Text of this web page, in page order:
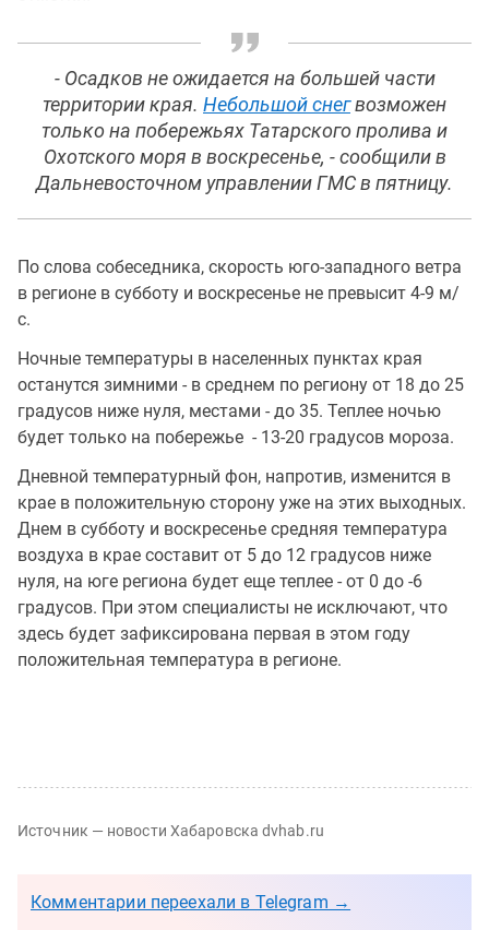
- Осадков не ожидается на большей части
территории края. Небольшой снегвозможен
только на побережьях Татарского пролива и
Охотского моря в воскресенье, - сообщили в
Дальневосточном управлении ГМС в пятницу.
По слова собеседника, скорость юго-западного ветра
в регионе в субботу и воскресенье не превысит 4-9 м/
с.
Ночные температуры в населенных пунктах края
останутся зимними - в среднем по региону от 18 до 25
градусов ниже нуля, местами - до 35. Теплее ночью
будет только на побережье - 13-20 градусов мороза.
Дневной температурный фон, напротив, изменится в
крае в положительную сторону уже на этих выходных.
Днем в субботу и воскресенье средняя температура
воздуха в крае составит от 5 до 12 градусов ниже
нуля, на юге региона будет еще теплее - от 0 до -6
градусов. При этом специалисты не исключают, что
здесь будет зафиксирована первая в этом году
положительная температура в регионе.
Источник — новости Хабаровска dvhab.ru
Комментарии переехали в Telegram →